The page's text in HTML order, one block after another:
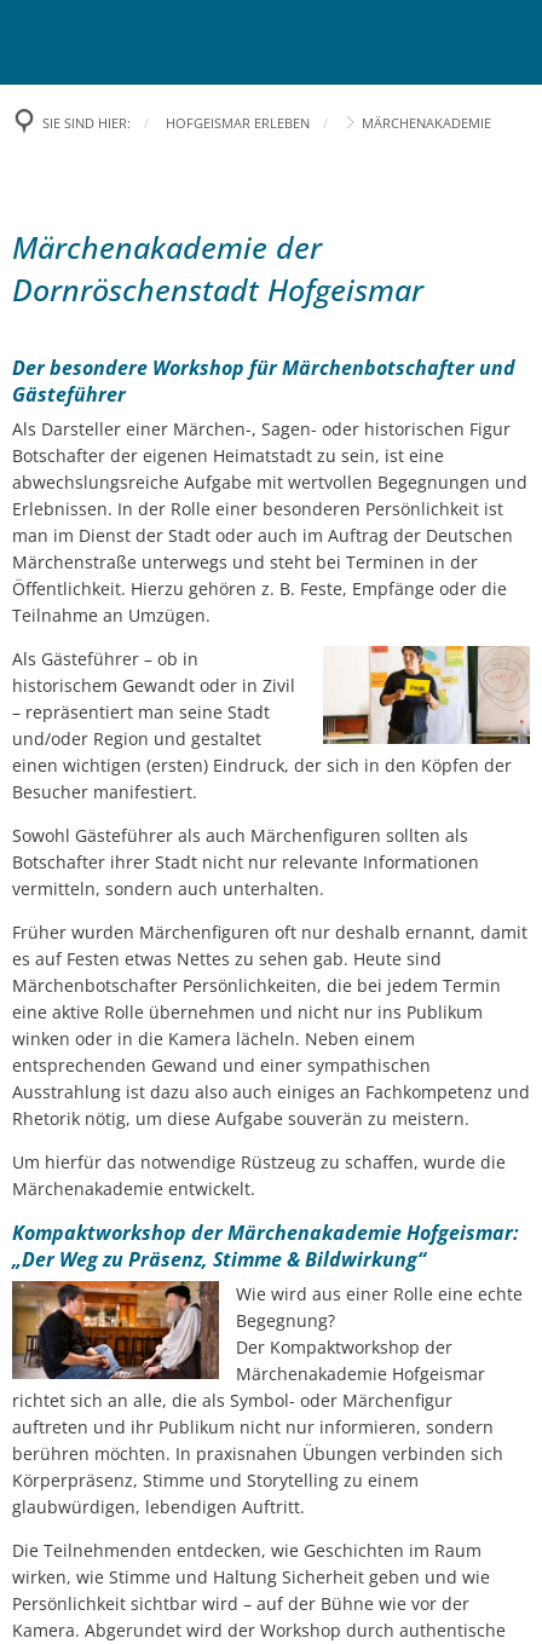
Pressemitteilungen
Bürgerpreis
Bürgerservice
Bürgerversammlungen
KOMPaSS
Ortsrecht
Hinweisgeberschutzgesetz
Kinder- und Jugendlichenbetreuung
Notdienste
Feuerwehren
Dorfgemeinschaftshäuser
Wasseranalyse
Energieberatung
Anmietung von Räumlichkeiten
Kirchen
Stadt-Logo
Städtepartnerschaft
Städtische Gremien
Besondere Tipps
Kooperationspartner
Museen
Natur erleben
Märchen & Sagen
Märchenakademie
Unterkunft und Gastronomie
WIRTSCHAFT & BAUEN
Städtische Versteigerungen
Aktuelle Bauprojekte
Bauleitplanung
Lokales Bündnis "Wir für Hofgeismar"
Bau & Gewerbeflächen
Stadtentwicklung
Hochwasser & Starkregen
Klima & Umwelt
SIE SIND HIER: HOFGEISMAR ERLEBEN MÄRCHENAKADEMIE
Märchenakademie
Märchenakademie der
Dornröschenstadt Hofgeismar
Der besondere Workshop für Märchenbotschafter und
Gästeführer
Als Darsteller einer Märchen-, Sagen- oder historischen Figur
Botschafter der eigenen Heimatstadt zu sein, ist eine
abwechslungsreiche Aufgabe mit wertvollen Begegnungen und
Erlebnissen. In der Rolle einer besonderen Persönlichkeit ist
man im Dienst der Stadt oder auch im Auftrag der Deutschen
Märchenstraße unterwegs und steht bei Terminen in der
Öffentlichkeit. Hierzu gehören z. B. Feste, Empfänge oder die
Teilnahme an Umzügen.
Als Gästeführer – ob in
historischem Gewandt oder in Zivil
– repräsentiert man seine Stadt
und/oder Region und gestaltet
einen wichtigen (ersten) Eindruck, der sich in den Köpfen der
Besucher manifestiert.
Sowohl Gästeführer als auch Märchenfiguren sollten als
Botschafter ihrer Stadt nicht nur relevante Informationen
vermitteln, sondern auch unterhalten.
Früher wurden Märchenfiguren oft nur deshalb ernannt, damit
es auf Festen etwas Nettes zu sehen gab. Heute sind
Märchenbotschafter Persönlichkeiten, die bei jedem Termin
eine aktive Rolle übernehmen und nicht nur ins Publikum
winken oder in die Kamera lächeln. Neben einem
entsprechenden Gewand und einer sympathischen
Ausstrahlung ist dazu also auch einiges an Fachkompetenz und
Rhetorik nötig, um diese Aufgabe souverän zu meistern.
Um hierfür das notwendige Rüstzeug zu schaffen, wurde die
Märchenakademie entwickelt.
Kompaktworkshop der Märchenakademie Hofgeismar:
„Der Weg zu Präsenz, Stimme & Bildwirkung“
Wie wird aus einer Rolle eine echte
Begegnung?
Der Kompaktworkshop der
Märchenakademie Hofgeismar
richtet sich an alle, die als Symbol- oder Märchenfigur
auftreten und ihr Publikum nicht nur informieren, sondern
berühren möchten. In praxisnahen Übungen verbinden sich
Körperpräsenz, Stimme und Storytelling zu einem
glaubwürdigen, lebendigen Auftritt.
Die Teilnehmenden entdecken, wie Geschichten im Raum
wirken, wie Stimme und Haltung Sicherheit geben und wie
Persönlichkeit sichtbar wird – auf der Bühne wie vor der
Kamera. Abgerundet wird der Workshop durch authentische